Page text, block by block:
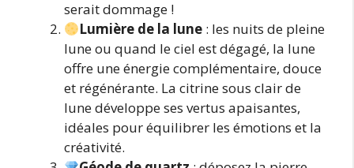
serait dommage !
Lumière de la lune : les nuits de pleine
lune ou quand le ciel est dégagé, la lune
offre une énergie complémentaire, douce
et régénérante. La citrine sous clair de
lune développe ses vertus apaisantes,
idéales pour équilibrer les émotions et la
créativité.